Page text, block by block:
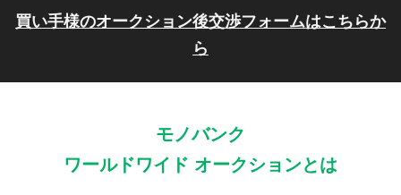
買い手様のオークション後交渉フォームはこちらか
ら
モノバンク
ワールドワイド オークションとは